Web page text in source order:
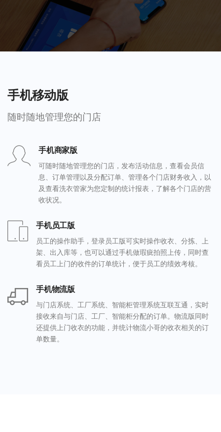
手机移动版
随时随地管理您的门店
手机商家版
可随时随地管理您的门店，发布活动信息，查看会员信
息、订单管理以及分配订单、管理各个门店财务收入，以
及查看洗衣管家为您定制的统计报表，了解各个门店的营
收状况。
手机员工版
员工的操作助手，登录员工版可实时操作收衣、分拣、上
架、出入库等，也可以通过手机做瑕疵拍照上传，同时查
看员工上门的收件的订单统计，便于员工的绩效考核。
手机物流版
与门店系统、工厂系统、智能柜管理系统互联互通，实时
接收来自与门店、工厂、智能柜分配的订单。物流版同时
还提供上门收衣的功能，并统计物流小哥的收衣相关的订
单数量。